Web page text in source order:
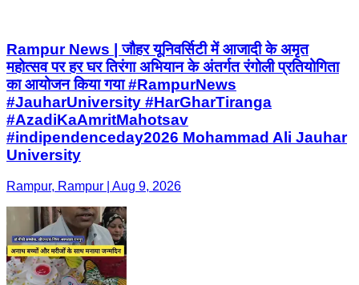
Rampur News | जौहर यूनिवर्सिटी में आजादी के अमृत
महोत्सव पर हर घर तिरंगा अभियान के अंतर्गत रंगोली प्रतियोगिता
का आयोजन किया गया #RampurNews
#JauharUniversity #HarGharTiranga
#AzadiKaAmritMahotsav
#indipendenceday2026 Mohammad Ali Jauhar
University
Rampur, Rampur | Aug 9, 2026